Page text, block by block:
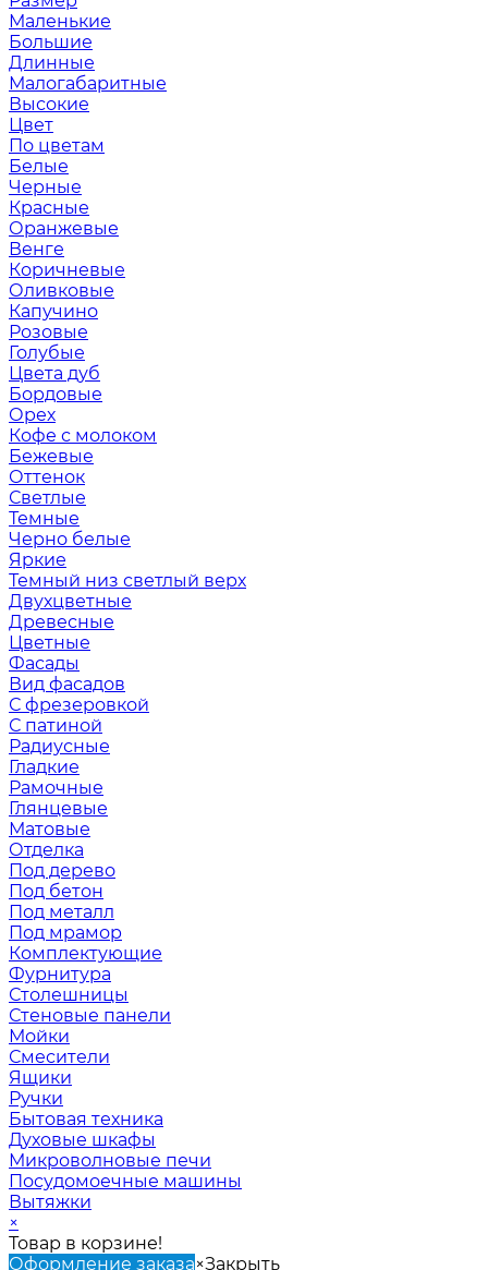
Маленькие
Большие
Длинные
Малогабаритные
Высокие
Цвет
По цветам
Белые
Черные
Красные
Оранжевые
Венге
Коричневые
Оливковые
Капучино
Розовые
Голубые
Цвета дуб
Бордовые
Орех
Кофе с молоком
Бежевые
Оттенок
Светлые
Темные
Черно белые
Яркие
Темный низ светлый верх
Двухцветные
Древесные
Цветные
Фасады
Вид фасадов
С фрезеровкой
С патиной
Радиусные
Гладкие
Рамочные
Глянцевые
Матовые
Отделка
Под дерево
Под бетон
Под металл
Под мрамор
Комплектующие
Фурнитура
Столешницы
Стеновые панели
Мойки
Смесители
Ящики
Ручки
Бытовая техника
Духовые шкафы
Микроволновые печи
Посудомоечные машины
Вытяжки
×
Товар в корзине!
Оформление заказа×Закрыть